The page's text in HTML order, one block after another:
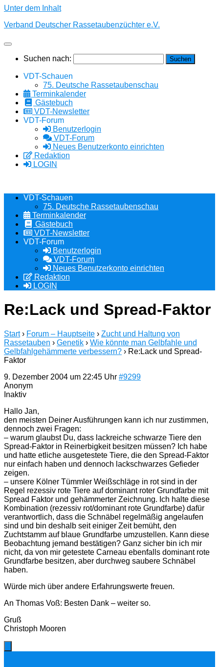
Unter dem Inhalt
Verband Deutscher Rassetaubenzüchter e.V.
Suchen nach:
VDT-Schauen
75. Deutsche Rassetaubenschau
Terminkalender
Gästebuch
VDT-Newsletter
VDT-Forum
Benutzerlogin
VDT-Forum
Neues Benutzerkonto einrichten
Redaktion
LOGIN
VDT-Schauen
75. Deutsche Rassetaubenschau
Terminkalender
Gästebuch
VDT-Newsletter
VDT-Forum
Benutzerlogin
VDT-Forum
Neues Benutzerkonto einrichten
Redaktion
LOGIN
Re:Lack und Spread-Faktor
Start › Forum – Hauptseite › Zucht und Haltung von
Rassetauben › Genetik › Wie könnte man Gelbfahle und
Gelbfahlgehämmerte verbessern? › Re:Lack und Spread-
Faktor
9. Dezember 2004 um 22:45 Uhr #9299
Anonym
Inaktiv
Hallo Jan,
den meisten Deiner Ausführungen kann ich nur zustimmen,
dennoch zwei Fragen:
– warum glaubst Du, dass lackreiche schwarze Tiere den
Spread-Faktor in Reinerbigkeit besitzen müssen? Ich habe
und hatte etliche ausgetestete Tiere, die den Spread-Faktor
nur einfach haben und dennoch lackschwarzes Gefieder
zeigen.
– unsere Kölner Tümmler Weißschläge in rot sind in der
Regel rezessiv rote Tiere auf dominant roter Grundfarbe mit
Spread Faktor und gehämmerter Zeichnung. Ich halte diese
Kombination (rezessiv rot/dominant rote Grundfarbe) dafür
verantwortlich, dass die Schnäbel regelmäßig angelaufen
sind und bin deshalb seit einiger Zeit bemüht, den
Zuchtstamm auf blaue Grundfarbe umzustellen. Kann diese
Beobachtung jemand bestätigen? Ganz sicher bin ich mir
nicht, da von mir getestete Carneau ebenfalls dominant rote
Grundfarbe besitzen, aber durchweg saubere Schnäbel
haben.
Würde mich über andere Erfahrungswerte freuen.
An Thomas Voß: Besten Dank – weiter so.
Gruß
Christoph Mooren